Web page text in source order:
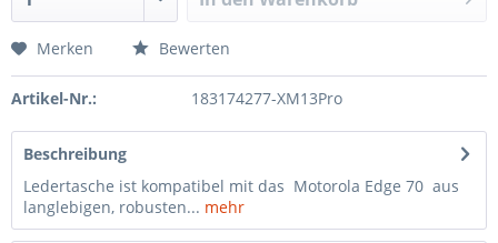
Merken Bewerten
Artikel-Nr.: 183174277-XM13Pro
Beschreibung
Ledertasche ist kompatibel mit das Motorola Edge 70 aus
langlebigen, robusten... mehr